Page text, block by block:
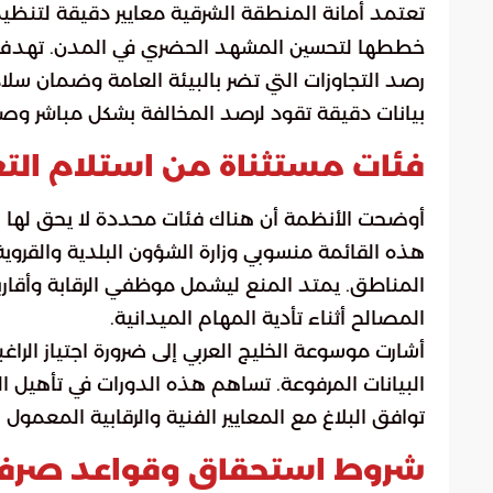
تعتمد أمانة المنطقة الشرقية معايير دقيقة
خططها لتحسين المشهد الحضري في المدن. تهدف
رصد التجاوزات التي تضر بالبيئة العامة وضمان
بيانات دقيقة تقود لرصد المخالفة بشكل مباشر
فئات مستثناة من استلام
أوضحت الأنظمة أن هناك فئات محددة لا يحق لها
هذه القائمة منسوبي وزارة الشؤون البلدية
المناطق. يمتد المنع ليشمل موظفي الرقابة
المصالح أثناء تأدية المهام الميدانية.
أشارت موسوعة الخليج العربي إلى ضرورة اجتياز
البيانات المرفوعة. تساهم هذه الدورات في تأهيل
توافق البلاغ مع المعايير الفنية والرقابية
شروط استحقاق وقواعد صرف